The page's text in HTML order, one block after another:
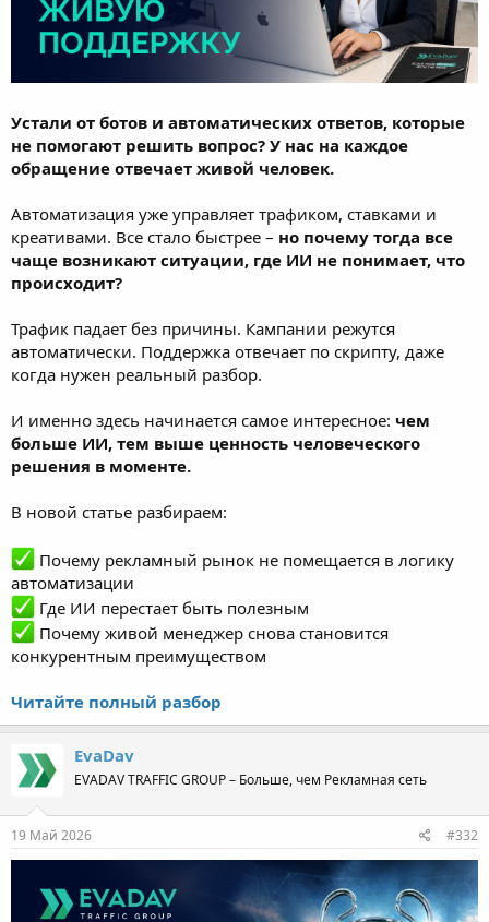
Устали от ботов и автоматических ответов, которые
не помогают решить вопрос? У нас на каждое
обращение отвечает живой человек.
Автоматизация уже управляет трафиком, ставками и
креативами. Все стало быстрее – но почему тогда все
чаще возникают ситуации, где ИИ не понимает, что
происходит?
Трафик падает без причины. Кампании режутся
автоматически. Поддержка отвечает по скрипту, даже
когда нужен реальный разбор.
И именно здесь начинается самое интересное: чем
больше ИИ, тем выше ценность человеческого
решения в моменте.
В новой статье разбираем:
Почему рекламный рынок не помещается в логику
автоматизации
Где ИИ перестает быть полезным
Почему живой менеджер снова становится
конкурентным преимуществом
Читайте полный разбор
EvaDav
EVADAV TRAFFIC GROUP – Больше, чем Рекламная сеть
19 Май 2026 #332